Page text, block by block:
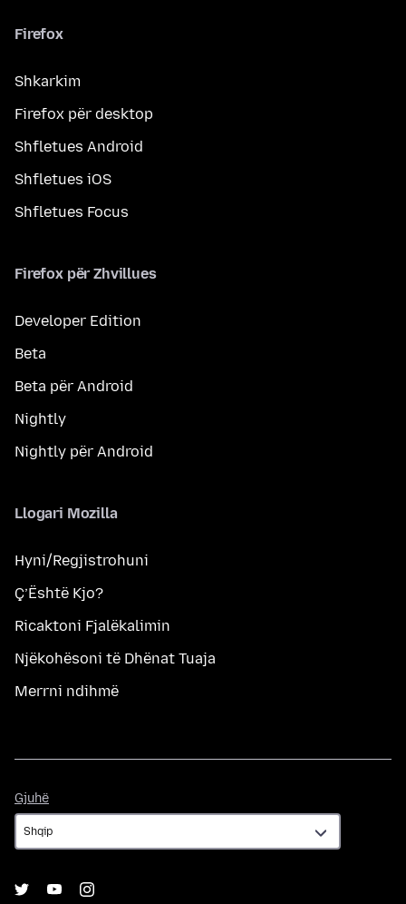
Firefox
Shkarkim
Firefox për desktop
Shfletues Android
Shfletues iOS
Shfletues Focus
Firefox për Zhvillues
Developer Edition
Beta
Beta për Android
Nightly
Nightly për Android
Llogari Mozilla
Hyni/Regjistrohuni
Ç’Është Kjo?
Ricaktoni Fjalëkalimin
Njëkohësoni të Dhënat Tuaja
Merrni ndihmë
Gjuhë